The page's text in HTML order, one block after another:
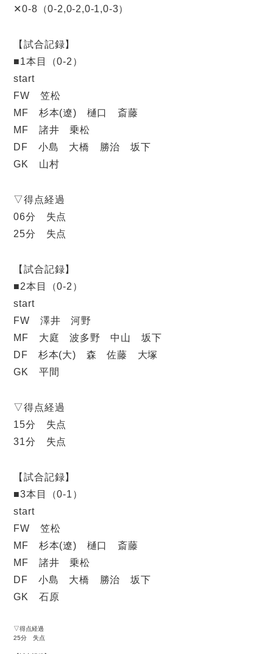
✕0-8（0-2,0-2,0-1,0-3）
【試合記録】
■1本目（0-2）
start
FW 笠松
MF 杉本(遼) 樋口 斎藤
MF 諸井 乗松
DF 小島 大橋 勝治 坂下
GK 山村
▽得点経過
06分 失点
25分 失点
【試合記録】
■2本目（0-2）
start
FW 澤井 河野
MF 大庭 波多野 中山 坂下
DF 杉本(大) 森 佐藤 大塚
GK 平間
▽得点経過
15分 失点
31分 失点
【試合記録】
■3本目（0-1）
start
FW 笠松
MF 杉本(遼) 樋口 斎藤
MF 諸井 乗松
DF 小島 大橋 勝治 坂下
GK 石原
▽得点経過
25分 失点